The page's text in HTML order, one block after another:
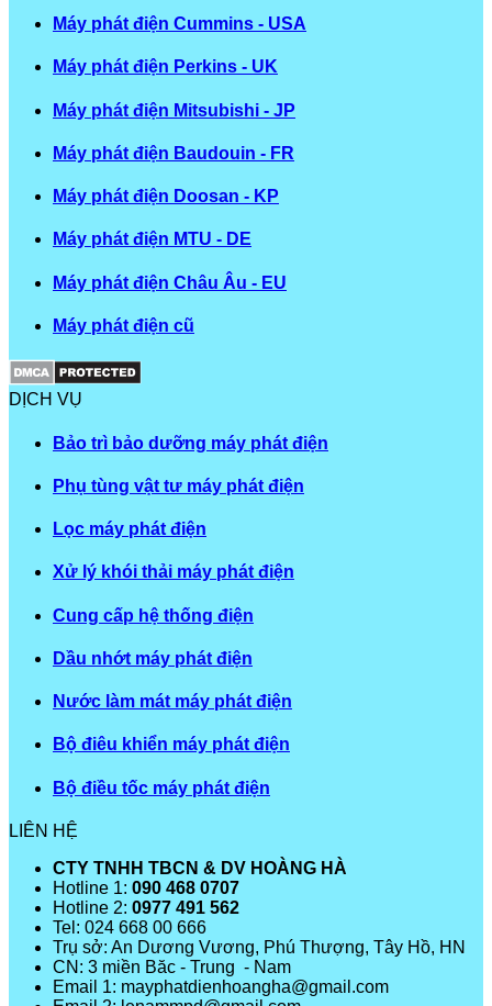
Máy phát điện Cummins - USA
Máy phát điện Perkins - UK
Máy phát điện Mitsubishi - JP
Máy phát điện Baudouin - FR
Máy phát điện Doosan - KP
Máy phát điện MTU - DE
Máy phát điện Châu Âu - EU
Máy phát điện cũ
DỊCH VỤ
Bảo trì bảo dưỡng máy phát điện
Phụ tùng vật tư máy phát điện
Lọc máy phát điện
Xử lý khói thải máy phát điện
Cung cấp hệ thống điện
Dầu nhớt máy phát điện
Nước làm mát máy phát điện
Bộ điêu khiển máy phát điện
Bộ điều tốc máy phát điện
LIÊN HỆ
CTY TNHH TBCN & DV HOÀNG HÀ
Hotline 1: 090 468 0707
Hotline 2: 0977 491 562
Tel: 024 668 00 666
Trụ sở: An Dương Vương, Phú Thượng, Tây Hồ, HN
CN: 3 miền Băc - Trung - Nam
Email 1: mayphatdienhoangha@gmail.com